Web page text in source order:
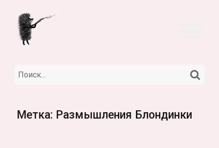
Искать:
Метка: Размышления Блондинки